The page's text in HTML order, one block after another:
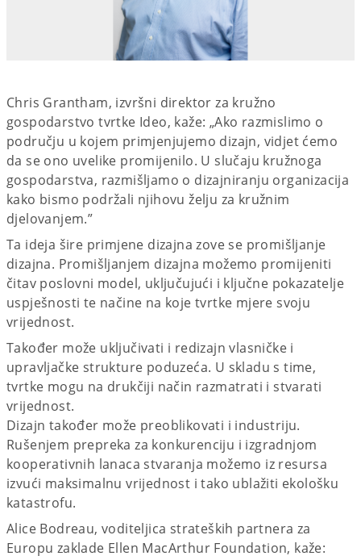
Chris Grantham, izvršni direktor za kružno
gospodarstvo tvrtke Ideo, kaže: „Ako razmislimo o
području u kojem primjenjujemo dizajn, vidjet ćemo
da se ono uvelike promijenilo. U slučaju kružnoga
gospodarstva, razmišljamo o dizajniranju organizacija
kako bismo podržali njihovu želju za kružnim
djelovanjem.”
Ta ideja šire primjene dizajna zove se promišljanje
dizajna. Promišljanjem dizajna možemo promijeniti
čitav poslovni model, uključujući i ključne pokazatelje
uspješnosti te načine na koje tvrtke mjere svoju
vrijednost.
Također može uključivati i redizajn vlasničke i
upravljačke strukture poduzeća. U skladu s time,
tvrtke mogu na drukčiji način razmatrati i stvarati
vrijednost.
Dizajn također može preoblikovati i industriju.
Rušenjem prepreka za konkurenciju i izgradnjom
kooperativnih lanaca stvaranja možemo iz resursa
izvući maksimalnu vrijednost i tako ublažiti ekološku
katastrofu.
Alice Bodreau, voditeljica strateških partnera za
Europu zaklade Ellen MacArthur Foundation, kaže: